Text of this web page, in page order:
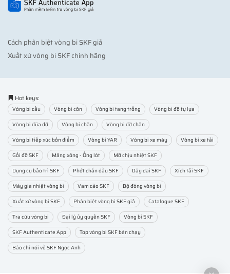
Cách phân biệt vòng bi SKF giả
Xuất xứ vòng bi SKF chính hãng
Hot keys:
Vòng bi cầu Vòng bi côn Vòng bi tang trống
Vòng bi đỡ tự lựa
Vòng bi đũa đỡ
Vòng bi chặn
Vòng bi đỡ chặn
Vòng bi tiếp xúc bốn điểm
Vòng bi YAR Vòng bi xe máy
Vòng bi xe tải
Gối đỡ SKF
Măng xông - Ống lót
Mỡ chịu nhiệt SKF
Dụng cụ bảo trì SKF
Phớt chắn dầu SKF Dây đai SKF
Xích tải SKF
Máy gia nhiệt vòng bi
Vam cảo SKF
Bộ đóng vòng bi
Xuất xứ vòng bi SKF
Phân biệt vòng bi SKF giả
Catalogue SKF
Tra cứu vòng bi
Đại lý ủy quyền SKF
Vòng bi SKF
SKF Authenticate App
Top vòng bi SKF bán chạy
Báo chí nói về SKF Ngọc Anh